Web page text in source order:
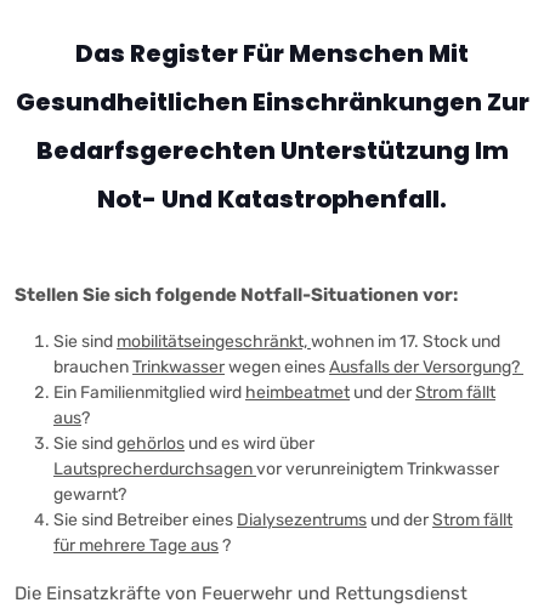
Menschen mit
gesundheitlichen
zur
bedarfsgerechten
Katastrophenfall.
Das Register Für Menschen Mit
Gesundheitlichen Einschränkungen Zur
Bedarfsgerechten Unterstützung Im
Not- Und Katastrophenfall.
Stellen Sie sich folgende Notfall-Situationen vor:
Sie sind mobilitätseingeschränkt,wohnen im 17. Stock und
brauchenTrinkwasserwegen einesAusfalls der Versorgung?
Ein Familienmitglied wird heimbeatmetund derStrom fällt
aus?
Sie sindgehörlos und es wird über
Lautsprecherdurchsagenvor verunreinigtem Trinkwasser
gewarnt?
Sie sind Betreiber eines Dialysezentrums und derStrom fällt
für mehrere Tage aus?
Die Einsatzkräfte von Feuerwehr und Rettungsdienst